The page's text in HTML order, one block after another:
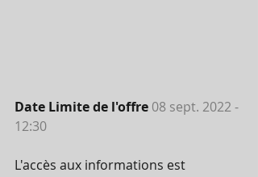
Date Limite de l'offre 08 sept. 2022 -
12:30
L'accès aux informations est